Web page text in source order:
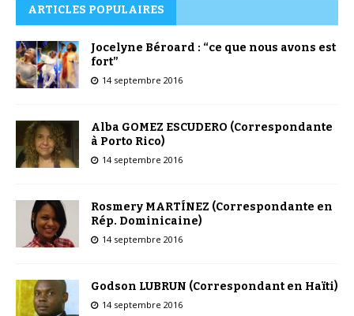
ARTICLES POPULAIRES
Jocelyne Béroard : “ce que nous avons est
fort”
14 septembre 2016
Alba GOMEZ ESCUDERO (Correspondante
à Porto Rico)
14 septembre 2016
Rosmery MARTÍNEZ (Correspondante en
Rép. Dominicaine)
14 septembre 2016
Godson LUBRUN (Correspondant en Haïti)
14 septembre 2016